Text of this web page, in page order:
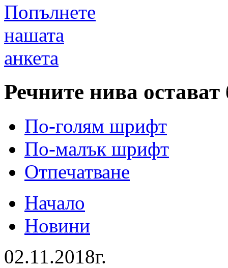
Попълнете
нашата
анкета
Речните нива
По-голям шрифт
По-малък шрифт
Отпечатване
Начало
Новини
02.11.2018г.